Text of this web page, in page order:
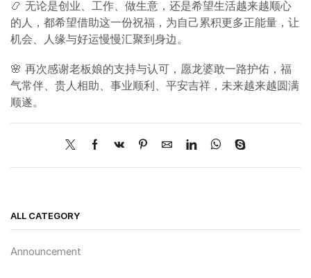
📿 无论是创业、工作、做生意，还是希望生活越来越顺心
的人，都希望借助这一份祝福，为自己累积更多正能量，让
机会、人缘与好运慢慢汇聚到身边。
🌸 再次感谢老板娘的支持与认可，愿龙婆敢一路护佑，福
气常伴、贵人相助、事业顺利、平安吉祥，未来越来越圆满
顺遂。
ALL CATEGORY
Announcement